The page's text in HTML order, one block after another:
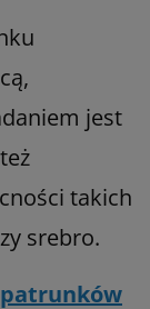
jest
takich
srebro.